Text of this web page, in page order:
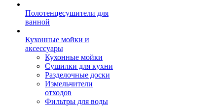
Полотенцесушители для
ванной
Кухонные мойки и
аксессуары
Кухонные мойки
Сушилки для кухни
Разделочные доски
Измельчители
отходов
Фильтры для воды